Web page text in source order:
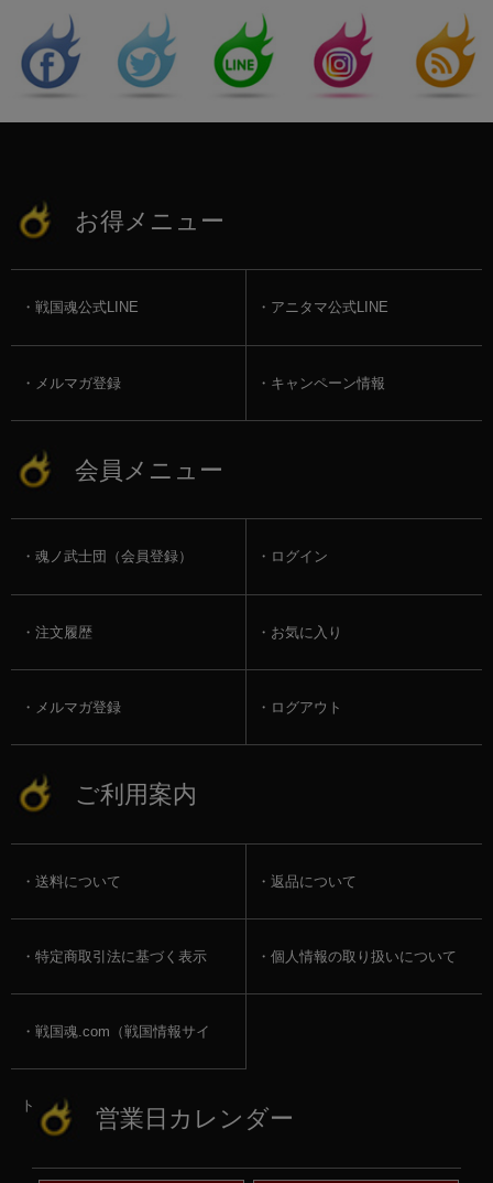
お得メニュー
戦国魂公式LINE アニタマ公式LINE
メルマガ登録 キャンペーン情報
会員メニュー
魂ノ武士団（会員登録） ログイン
注文履歴 お気に入り
メルマガ登録 ログアウト
ご利用案内
送料について 返品について
特定商取引法に基づく表示 個人情報の取り扱いについて
戦国魂.com（戦国情報サイ
ト） 営業日カレンダー